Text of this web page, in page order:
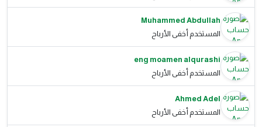
Muhammed Abdullah
المستخدم أخفى الأرباح
eng moamen alqurashi
المستخدم أخفى الأرباح
Ahmed Adel
المستخدم أخفى الأرباح